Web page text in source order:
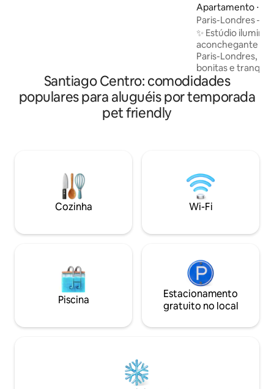
Apartamento ⋅
Paris-Londres –
em localização
✨ Estúdio
aconchegante
Paris-Londres,
bonitas e
espaço tranquilo,
totalmente
tranquila para o
Acomoda de 1 a
rápido, Smart TV,
check-in
Santiago Centro: comodidades
populares para aluguéis por temporada
pet friendly
Cozinha Wi-Fi
Piscina
Estacionamento
gratuito no local